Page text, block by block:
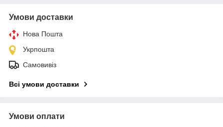
Умови доставки
Нова Пошта
Укрпошта
Самовивіз
Всі умови доставки
Умови оплати